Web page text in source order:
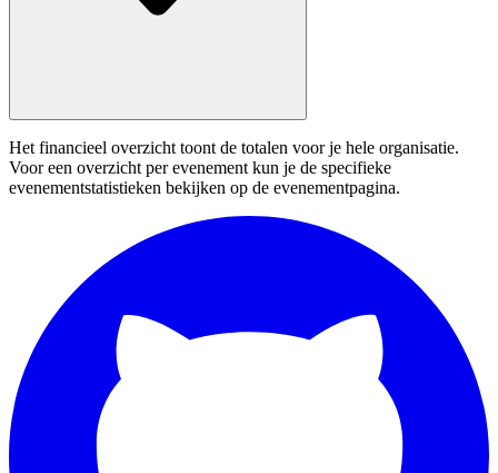
Het financieel overzicht toont de totalen voor je hele organisatie.
Voor een overzicht per evenement kun je de specifieke
evenementstatistieken bekijken op de evenementpagina.